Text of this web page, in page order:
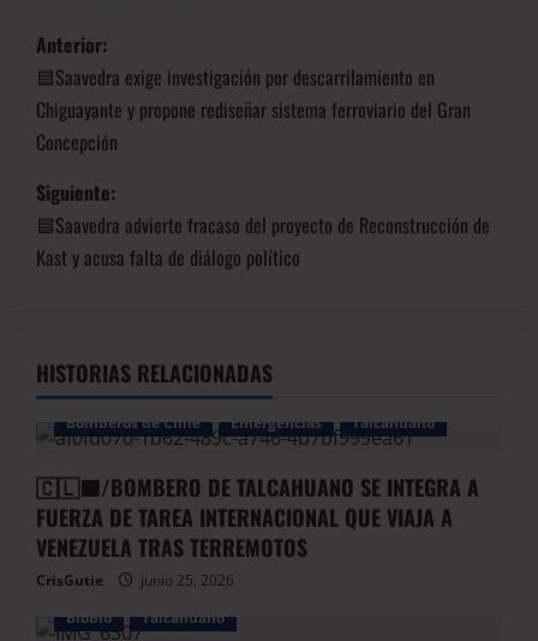
Anterior:
🟦Saavedra exige investigación por descarrilamiento en
Chiguayante y propone rediseñar sistema ferroviario del Gran
Concepción
Siguiente:
🟦Saavedra advierte fracaso del proyecto de Reconstrucción de
Kast y acusa falta de diálogo político
HISTORIAS RELACIONADAS
Bomberos de Chile Emergencias Talcahuano
🇨🇱🟦/BOMBERO DE TALCAHUANO SE INTEGRA A
FUERZA DE TAREA INTERNACIONAL QUE VIAJA A
VENEZUELA TRAS TERREMOTOS
CrisGutie
junio 25, 2026
BioBio
Talcahuano